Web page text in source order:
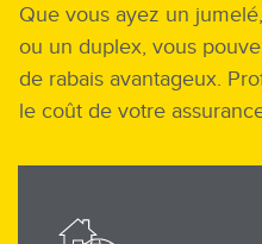
Que vous ayez un
ou un duplex, vous
de rabais avantageux.
le coût de votre